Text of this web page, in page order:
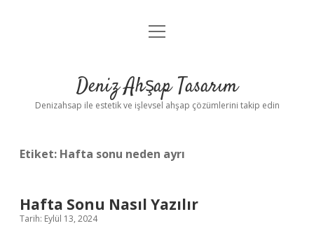
Anasayfa
Yasal Uyarı
menüyü
Deniz Ahşap Tasarım
Denizahsap ile estetik ve işlevsel ahşap çözümlerini takip edin
Etiket: Hafta sonu neden ayrı
Hafta Sonu Nasıl Yazılır
Tarih: Eylül 13, 2024